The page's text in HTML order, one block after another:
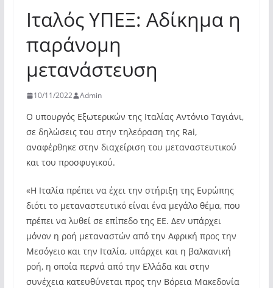
Ιταλός ΥΠΕΞ: Αδίκημα η
παράνομη
μετανάστευση
10/11/2022 Admin
Ο υπουργός Εξωτερικών της Ιταλίας Αντόνιο Ταγιάνι,
σε δηλώσεις του στην τηλεόραση της Rai,
αναφέρθηκε στην διαχείριση του μεταναστευτικού
και του προσφυγικού.
«Η Ιταλία πρέπει να έχει την στήριξη της Ευρώπης
διότι το μεταναστευτικό είναι ένα μεγάλο θέμα, που
πρέπει να λυθεί σε επίπεδο της ΕΕ. Δεν υπάρχει
μόνον η ροή μεταναστών από την Αφρική προς την
Μεσόγειο και την Ιταλία, υπάρχει και η βαλκανική
ροή, η οποία περνά από την Ελλάδα και στην
συνέχεια κατευθύνεται προς την Βόρεια Μακεδονία